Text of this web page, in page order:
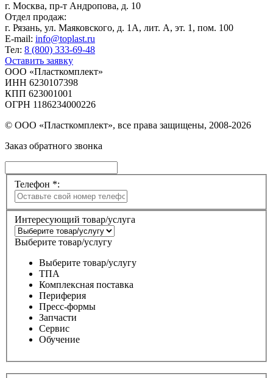
г. Москва, пр-т Андропова, д. 10
Отдел продаж:
г. Рязань, ул. Маяковского, д. 1А, лит. А, эт. 1, пом. 100
E-mail: info@toplast.ru
Тел: 8 (800) 333-69-48
Оставить заявку
ООО «Пласткомплект»
ИНН 6230107398
КПП 623001001
ОГРН 1186234000226
© ООО «Пласткомплект», все права защищены, 2008-2026
Заказ обратного звонка
Телефон *:
Интересующий товар/услуга
Выберите товар/услугу
Выберите товар/услугу
ТПА
Комплексная поставка
Периферия
Пресс-формы
Запчасти
Сервис
Обучение